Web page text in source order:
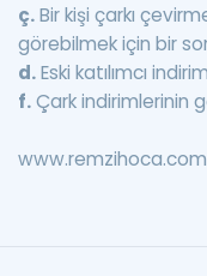
ç.Bir kişi çarkı
görebilmek için bir
d.Eski katılımcı
f.Çark indirimlerinin